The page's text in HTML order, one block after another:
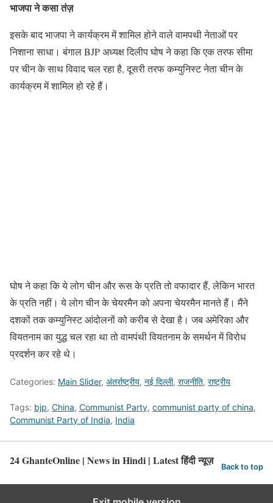
भाजपा ने कसा तंज़
इसके बाद भाजपा ने कार्यक्रम में शामिल होने वाले वामपथी नेताओं पर
निशाना साधा। बंगाल BJP अध्यक्ष दिलीप घोष ने कहा कि एक तरफ सीमा
पर चीन के साथ विवाद चल रहा है, दूसरी तरफ कम्युनिस्ट नेता चीन के
कार्यक्रम में शामिल हो रहे हैं।
घोष ने कहा कि ये लोग चीन और रूस के प्रति तो वफादार हैं, लेकिन भारत
के प्रति नहीं। ये लोग चीन के चेयरमैन को अपना चेयरमैन मानते हैं। मैंने
दशकों तक कम्युनिस्ट आंदोलनों को करीब से देखा है। जब अमेरिका और
वियतनाम का युद्ध चल रहा था तो वामपंथी वियतनाम के समर्थन में विरोध
प्रदर्शन कर रहे थे।
Categories: Main Slider, अंतर्राष्ट्रीय, नई दिल्ली, राजनीति, राष्ट्रीय
Tags: bjp, China, Communist Party, communist party of china,
Communist Party of India, India
24 GhanteOnline | News in Hindi | Latest हिंदी न्यूज़ Back to top